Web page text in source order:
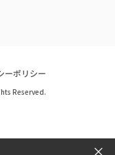
ーポリシー
Reserved.